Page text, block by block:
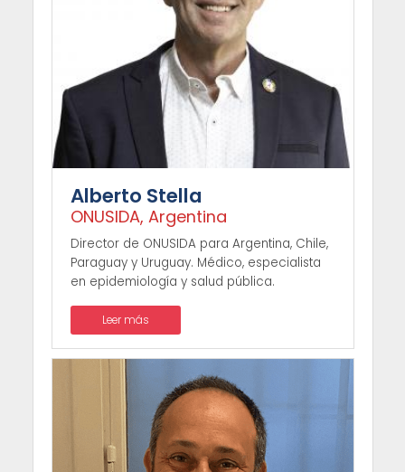
Alberto Stella
ONUSIDA, Argentina
Director de ONUSIDA para Argentina, Chile,
Paraguay y Uruguay. Médico, especialista
en epidemiología y salud pública.
Leer más